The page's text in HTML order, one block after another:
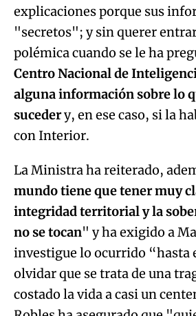
explicaciones porque sus
"secretos"; y sin querer
polémica cuando se le ha
Centro Nacional de
alguna información sobre lo
sucedery, en ese caso, si la
con Interior.
La Ministra ha reiterado,
mundo tiene que tener muy
integridad territorial y la
no se tocan" y ha exigido a
investigue lo ocurrido “hasta
olvidar que se trata de una
costado la vida a casi un